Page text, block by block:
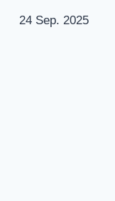
24 Sep. 2025